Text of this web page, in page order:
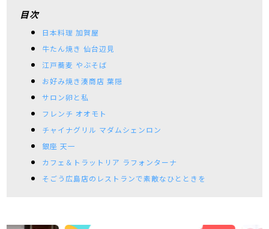
目次
日本料理 加賀屋
牛たん焼き 仙台辺見
江戸蕎麦 やぶそば
お好み焼き湊商店 葉隠
サロン卵と私
フレンチ オオモト
チャイナグリル マダムシェンロン
銀座 天一
カフェ＆トラットリア ラフォンターナ
そごう広島店のレストランで素敵なひとときを